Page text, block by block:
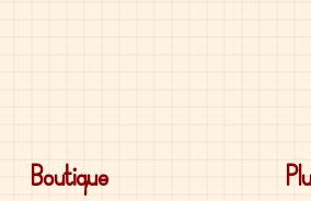
Boutique